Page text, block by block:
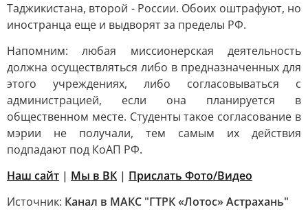
Таджикистана, второй - России. Обоих оштрафуют, но
иностранца еще и выдворят за пределы РФ.
Напомним: любая миссионерская деятельность
должна осуществляться либо в предназначенных для
этого учреждениях, либо согласовываться с
администрацией, если она планируется в
общественном месте. Студенты такое согласование в
мэрии не получали, тем самым их действия
подпадают под КоАП РФ.
Наш сайт | Мы в ВК | Прислать Фото/Видео
Источник: Канал в МАКС "ГТРК «Лотос» Астрахань"